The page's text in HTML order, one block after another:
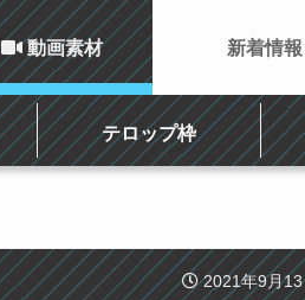
 動画素材
テロップ枠
新着情報
2021年9月